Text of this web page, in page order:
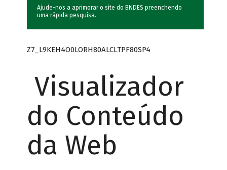
Ajude-nos a aprimorar o site do BNDES preenchendo
uma rápida pesquisa.
Z7_L9KEH4O0LORH80ALCLTPF80SP4
Visualizador
do Conteúdo
da Web